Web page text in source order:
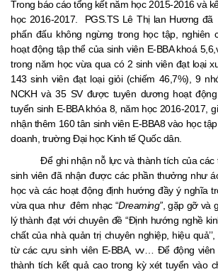
Trong báo cáo tổng kết năm học 2015-2016 và
học 2016-2017. PGS.TS Lê Thị lan Hương
phấn đấu không ngừng trong học tập, nghiên
hoạt động tập thể của sinh viên E-BBA khoá
trong năm học vừa qua có 2 sinh viên đạt loại
143 sinh viên đạt loại giỏi (chiếm 46,7%), 9
NCKH và 35 SV được tuyên dương hoạt
tuyển sinh E-BBA khóa 8, năm học 2016-2017,
nhận thêm 160 tân sinh viên E-BBA8 vào học
doanh, trường Đại học Kinh tế Quốc dân.
Để ghi nhận nỗ lực và thành tích của các
sinh viên đã nhận được các phần thưởng như
học và các hoạt động định hướng đầy ý nghĩa
vừa qua như đêm nhạc “Dreaming”, gặp gỡ và
lý thành đạt với chuyên đề “Định hướng nghề
chất của nhà quản trị chuyên nghiệp, hiệu
từ các cựu sinh viên E-BBA, vv… Để động viên
thành tích kết quả cao trong kỳ xét tuyển vào